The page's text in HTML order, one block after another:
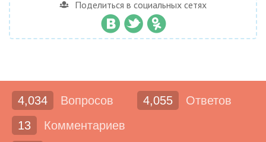
Поделиться в социальных сетях
4,034 Вопросов 4,055
Ответов
13
Комментариев